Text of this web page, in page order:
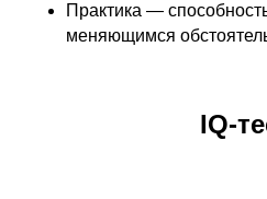
Практика —
меняющимся
IQ-